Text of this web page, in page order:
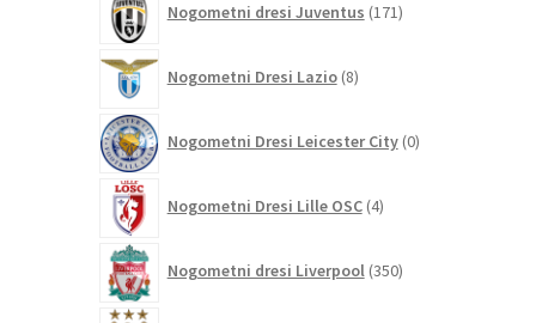
Nogometni dresi Juventus 171izdelkov
Nogometni Dresi Lazio 8izdelkov
Nogometni Dresi Leicester City 0izdelkov
Nogometni Dresi Lille OSC 4izdelki
Nogometni dresi Liverpool 350izdelkov